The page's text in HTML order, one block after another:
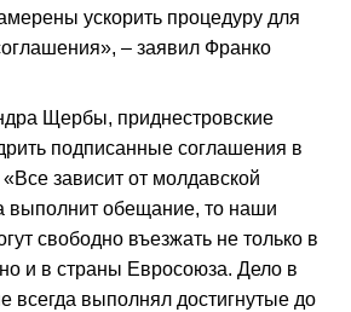
ускорить процедуру для
– заявил Франко
Щербы, приднестровские
подписанные соглашения в
зависит от молдавской
выполнит обещание, то наши
свободно въезжать не только в
и в страны Евросоюза. Дело в
всегда выполнял достигнутые до